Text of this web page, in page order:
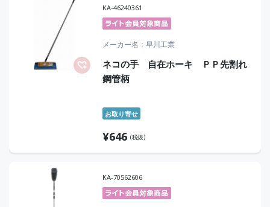
KA-46240361
メーカー名 早川工業
ネコの手 自在ホーキ ＰＰ先割れ
鋼管柄
お取り寄せ
¥646 (税抜)
KA-70562606